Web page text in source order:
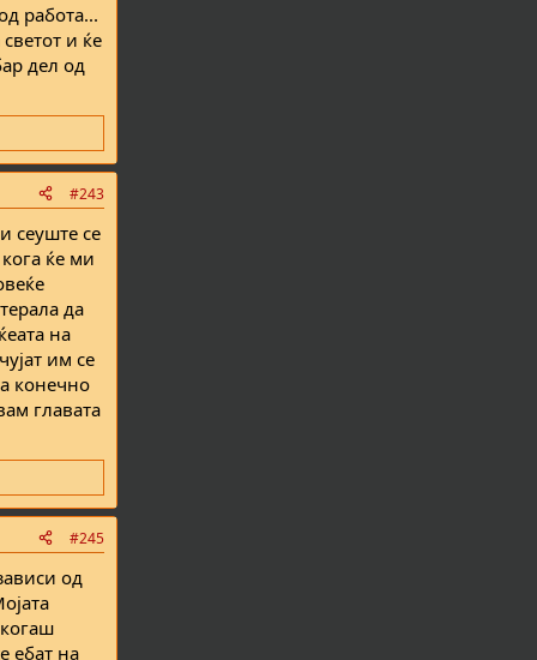
работа...
и ќе
дел од
#243
сеуште се
ќе ми
да
на
им се
конечно
главата
#245
од
ебат на